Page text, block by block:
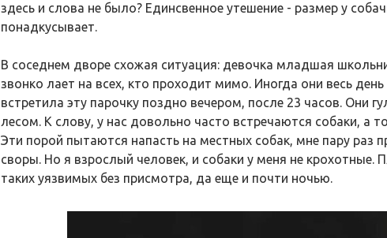
здесь и слова не было? Единсвенное утешение - размер у
понадкусывает.
В соседнем дворе схожая ситуация: девочка младшая
звонко лает на всех, кто проходит мимо. Иногда они весь
встретила эту парочку поздно вечером, после 23 часов. Они
лесом. К слову, у нас довольно часто встречаются собаки, а
Эти порой пытаются напасть на местных собак, мне пару раз
своры. Но я взрослый человек, и собаки у меня не
таких уязвимых без присмотра, да еще и почти ночью.